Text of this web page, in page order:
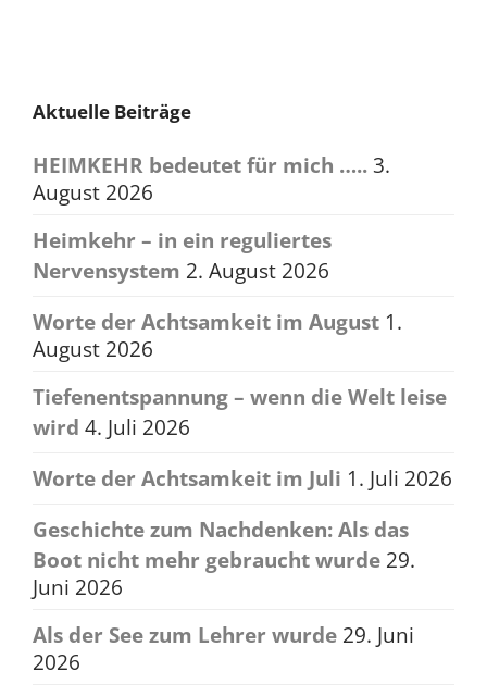
Aktuelle Beiträge
HEIMKEHR bedeutet für mich …..3.
August 2026
Heimkehr – in ein reguliertes
Nervensystem 2. August 2026
Worte der Achtsamkeit im August 1.
August 2026
Tiefenentspannung – wenn die Welt leise
wird 4. Juli 2026
Worte der Achtsamkeit im Juli 1. Juli 2026
Geschichte zum Nachdenken: Als das
Boot nicht mehr gebraucht wurde 29.
Juni 2026
Als der See zum Lehrer wurde 29. Juni
2026